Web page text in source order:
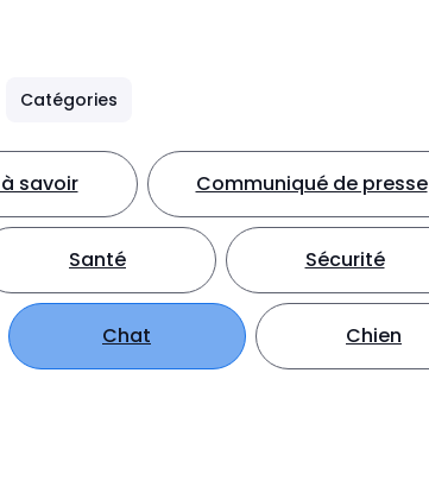
Catégories
savoir Communiqué de presse
Santé Sécurité
Chat Chien